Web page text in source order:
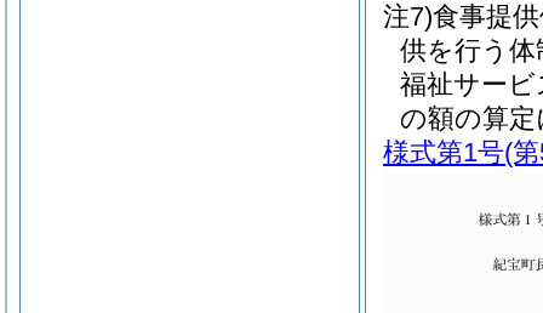
注7)食事提
供を行う
福祉サー
の額の算
様式第1号(